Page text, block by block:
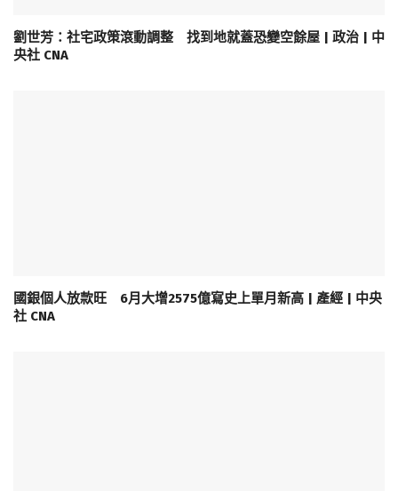
劉世芳：社宅政策滾動調整 找到地就蓋恐變空餘屋 | 政治 | 中
央社 CNA
國銀個人放款旺 6月大增2575億寫史上單月新高 | 產經 | 中央
社 CNA